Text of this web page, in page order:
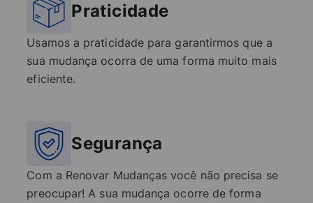
Praticidade
Usamos a praticidade para garantirmos que a
sua mudança ocorra de uma forma muito mais
eficiente.
Segurança
Com a Renovar Mudanças você não precisa se
preocupar! A sua mudança ocorre de forma